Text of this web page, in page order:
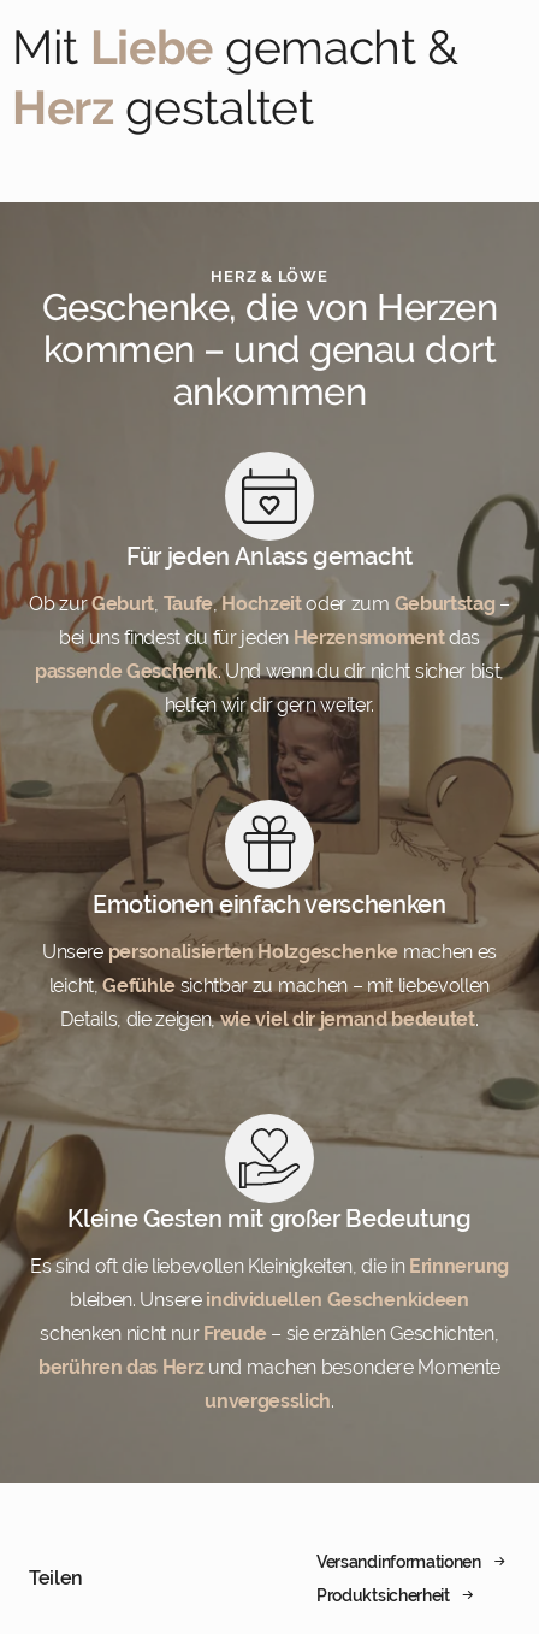
Mit Liebe gemacht &
Herz gestaltet
HERZ & LÖWE
Geschenke, die von Herzen
kommen – und genau dort
ankommen
Für jeden Anlass gemacht
Ob zurGeburt Taufe,Hochzeitoder zum Geburtstag –
bei uns findest du für jeden Herzensmomentdas
passende Geschenk. Und wenn du dir nicht sicher bist,
helfen wir dir gern weiter.
Emotionen einfach verschenken
Unserepersonalisierten Holzgeschenke machen es
leicht,Gefühle sichtbar zu machen – mit liebevollen
Details, die zeigen,wie viel dir jemand bedeutet.
Kleine Gesten mit großer Bedeutung
Es sind oft die liebevollen Kleinigkeiten, die in Erinnerung
bleiben. Unsere individuellen Geschenkideen
schenken nicht nur Freude – sie erzählen Geschichten,
berühren das Herzund machen besondere Momente
unvergesslich.
Teilen
Versandinformationen
Produktsicherheit